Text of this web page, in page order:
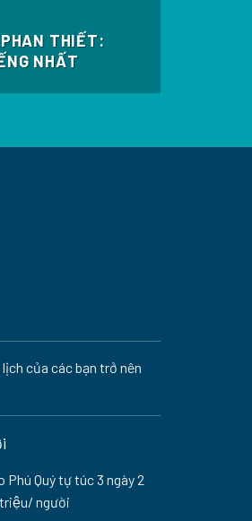
THIẾT:
NHẤT
của các bạn trở nên
Phú Quý tự túc 3 ngày 2
người